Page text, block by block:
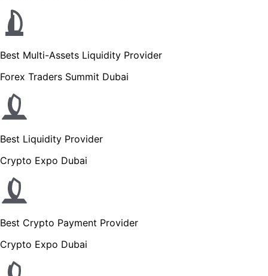
Best Multi-Assets Liquidity Provider
Forex Traders Summit Dubai
Best Liquidity Provider
Crypto Expo Dubai
Best Crypto Payment Provider
Crypto Expo Dubai